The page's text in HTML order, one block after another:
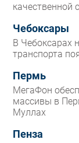
качественной
Чебоксары
В Чебоксарах
транспорта
Пермь
МегаФон
массивы в
Муллах
Пенза